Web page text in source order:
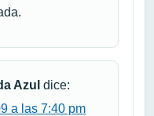
Azul dice:
a las 7:40 pm